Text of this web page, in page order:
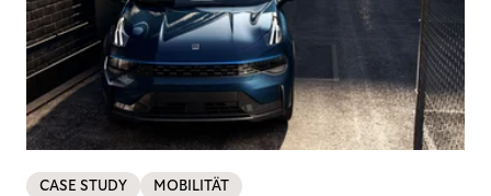
CASE STUDY MOBILITÄT